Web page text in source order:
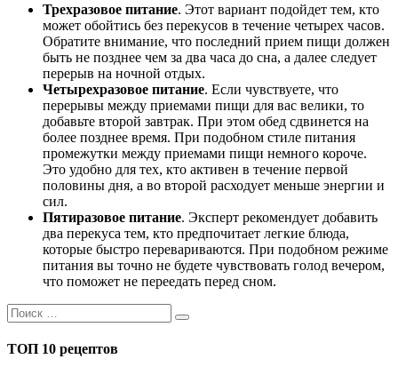
Трехразовое питание. Этот вариант подойдет тем, кто
может обойтись без перекусов в течение четырех часов.
Обратите внимание, что последний прием пищи должен
быть не позднее чем за два часа до сна, а далее следует
перерыв на ночной отдых.
Четырехразовое питание. Если чувствуете, что
перерывы между приемами пищи для вас велики, то
добавьте второй завтрак. При этом обед сдвинется на
более позднее время. При подобном стиле питания
промежутки между приемами пищи немного короче.
Это удобно для тех, кто активен в течение первой
половины дня, а во второй расходует меньше энергии и
сил.
Пятиразовое питание. Эксперт рекомендует добавить
два перекуса тем, кто предпочитает легкие блюда,
которые быстро перевариваются. При подобном режиме
питания вы точно не будете чувствовать голод вечером,
что поможет не переедать перед сном.
ТОП 10 рецептов